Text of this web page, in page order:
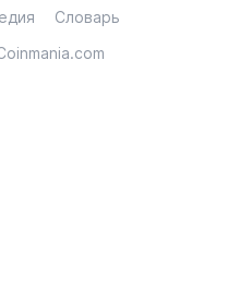
Словарь